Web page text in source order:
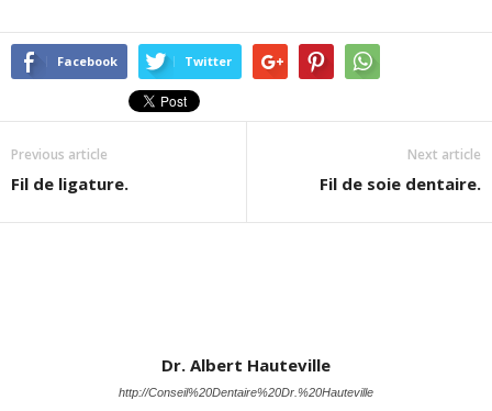
Facebook Twitter
Previous article
Fil de ligature.
Next article
Fil de soie dentaire.
Dr. Albert Hauteville
http://Conseil%20Dentaire%20Dr.%20Hauteville